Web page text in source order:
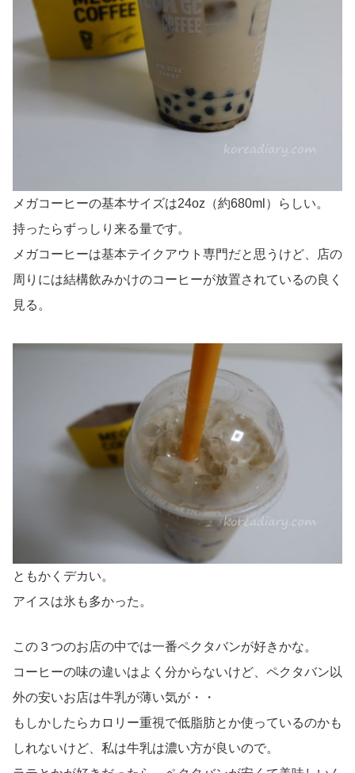
メガコーヒーの基本サイズは24oz（約680ml）らしい。
持ったらずっしり来る量です。
メガコーヒーは基本テイクアウト専門だと思うけど、店の
周りには結構飲みかけのコーヒーが放置されているの良く
見る。
ともかくデカい。
アイスは氷も多かった。
この３つのお店の中では一番ペクタバンが好きかな。
コーヒーの味の違いはよく分からないけど、ペクタバン以
外の安いお店は牛乳が薄い気が・・
もしかしたらカロリー重視で低脂肪とか使っているのかも
しれないけど、私は牛乳は濃い方が良いので。